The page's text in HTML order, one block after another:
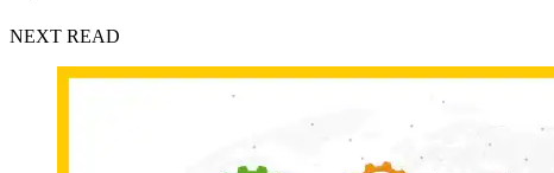
NEXT READ